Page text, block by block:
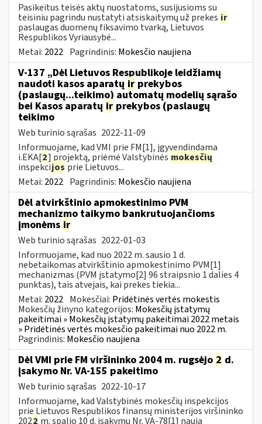
Pasikeitus teisės aktų nuostatoms, susijusioms su
teisiniu pagrindu nustatyti atsiskaitymų už prekes ir
paslaugas duomenų fiksavimo tvarką, Lietuvos
Respublikos Vyriausybė...
Metai: 2022 Pagrindinis: Mokesčio naujiena
V-137 „Dėl Lietuvos Respublikoje leidžiamų
naudoti kasos aparatų ir prekybos
(paslaugų...teikimo) automatų modelių sąrašo
bei Kasos aparatų ir prekybos (paslaugų
teikimo
Web turinio sąrašas 2022-11-09
Informuojame, kad VMI prie FM[1], įgyvendindama
i.EKA[2] projektą, priėmė Valstybinės mokesčių
inspekcijos prie Lietuvos...
Metai: 2022 Pagrindinis: Mokesčio naujiena
Dėl atvirkštinio apmokestinimo PVM
mechanizmo taikymo bankrutuojančioms
įmonėms ir
Web turinio sąrašas 2022-01-03
Informuojame, kad nuo 2022 m. sausio 1 d.
nebetaikomas atvirkštinio apmokestinimo PVM[1]
mechanizmas (PVM įstatymo[2] 96 straipsnio 1 dalies 4
punktas), tais atvejais, kai prekes tiekia...
Metai: 2022 Mokesčiai: Pridėtinės vertės mokestis
Mokesčių žinyno kategorijos: Mokesčių įstatymų
pakeitimai » Mokesčių įstatymų pakeitimai 2022 metais
» Pridėtinės vertės mokesčio pakeitimai nuo 2022 m.
Pagrindinis: Mokesčio naujiena
Dėl VMI prie FM viršininko 2004 m. rugsėjo 2 d.
įsakymo Nr. VA-155 pakeitimo
Web turinio sąrašas 2022-10-17
Informuojame, kad Valstybinės mokesčių inspekcijos
prie Lietuvos Respublikos finansų ministerijos viršininko
2022 m. spalio 10 d. įsakymu Nr. VA-78[1] nauja